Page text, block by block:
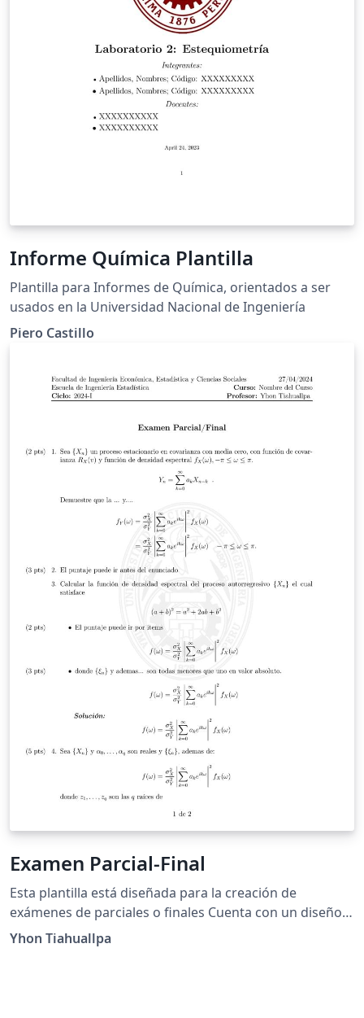
Informe Química Plantilla
Plantilla para Informes de Química, orientados a ser
usados en la Universidad Nacional de Ingeniería
Piero Castillo
Examen Parcial-Final
Esta plantilla está diseñada para la creación de
exámenes de parciales o finales Cuenta con un diseño
de fondo personalizado, cabeceras detalladas y pies de
página con numeración automática. Incluye una
Yhon Tiahuallpa